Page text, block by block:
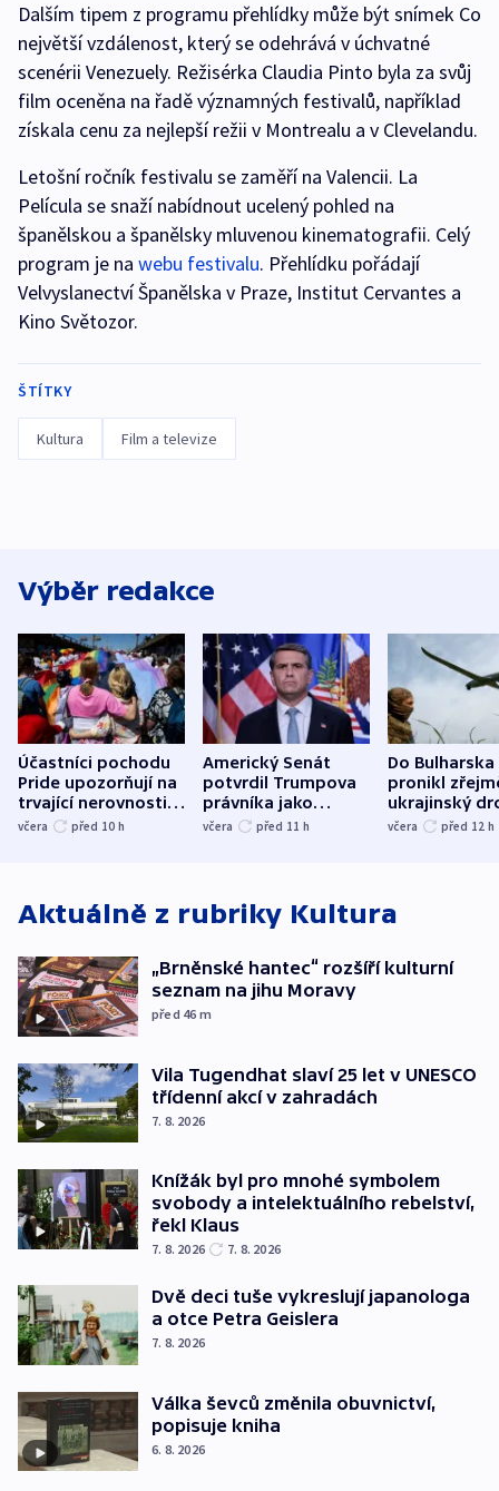
Dalším tipem z programu přehlídky může být snímek Co
největší vzdálenost, který se odehrává v úchvatné
scenérii Venezuely. Režisérka Claudia Pinto byla za svůj
film oceněna na řadě významných festivalů, například
získala cenu za nejlepší režii v Montrealu a v Clevelandu.
Letošní ročník festivalu se zaměří na Valencii. La
Película se snaží nabídnout ucelený pohled na
španělskou a španělsky mluvenou kinematografii. Celý
program je na webu festivalu. Přehlídku pořádají
Velvyslanectví Španělska v Praze, Institut Cervantes a
Kino Světozor.
ŠTÍTKY
Kultura Film a televize
Výběr redakce
Účastníci pochodu
Pride upozorňují na
trvající nerovnosti i
společenskou
včera před 10 h
Americký Senát
potvrdil Trumpova
právníka jako
ministra
včera před 11 h
Do Bulharska
pronikl
ukrajinský
explodoval
včera před 12 h
Aktuálně z rubriky Kultura
„Brněnské hantec“ rozšíří kulturní
seznam na jihu Moravy
před 46 m
Vila Tugendhat slaví 25 let v UNESCO
třídenní akcí v zahradách
7. 8. 2026
Knížák byl pro mnohé symbolem
svobody a intelektuálního rebelství,
řekl Klaus
7. 8. 2026 7. 8. 2026
Dvě deci tuše vykreslují japanologa
a otce Petra Geislera
7. 8. 2026
Válka ševců změnila obuvnictví,
popisuje kniha
6. 8. 2026